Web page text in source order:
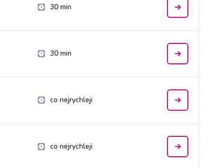
30 min
30 min
co nejrychleji
co nejrychleji